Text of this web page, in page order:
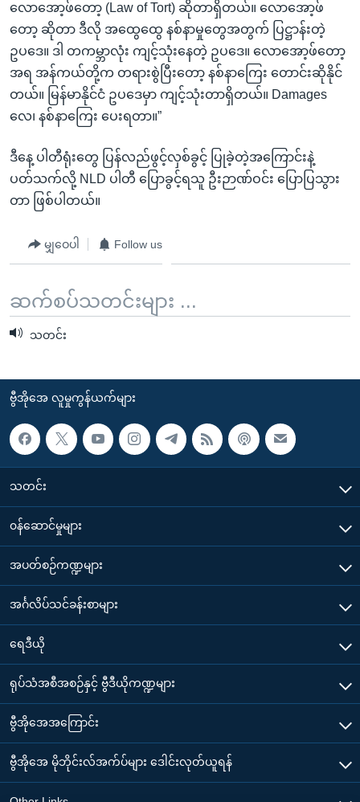
လောအော့ဖ်တော့ (Law of Tort) ဆိုတာရှိတယ်။ လောအော့ဖ်
တော့ ဆိုတာ ဒီလို အထွေထွေ နစ်နာမှုတွေအတွက် ပြဋ္ဌာန်းတဲ့
ဥပဒေ။ ဒါ တကမ္ဘာလုံး ကျင့်သုံးနေတဲ့ ဥပဒေ။ လောအော့ဖ်တော့
အရ အန်ကယ်တို့က တရားစွဲပြီးတော့ နစ်နာကြေး တောင်းဆိုနိုင်
တယ်။ မြန်မာနိုင်ငံ ဥပဒေမှာ ကျင့်သုံးတာရှိတယ်။ Damages
လေ၊ နစ်နာကြေး ပေးရတာ။”
ဒီနေ့ ပါတီရုံးတွေ ပြန်လည်ဖွင့်လှစ်ခွင့် ပြုခဲ့တဲ့အကြောင်းနဲ့
ပတ်သက်လို့ NLD ပါတီ ပြောခွင့်ရသူ ဦးဉာဏ်ဝင်း ပြောပြသွား
တာ ဖြစ်ပါတယ်။
မျှဝေပါ Follow us
ဆက်စပ်သတင်းများ ...
သတင်း
ဗွီအိုအေ လူမှုကွန်ယက်များ
သတင်း
၀န်ဆောင်မှုများ
အပတ်စဉ်ကဏ္ဍများ
အင်္ဂလိပ်သင်ခန်းစာများ
ရေဒီယို
ရုပ်သံအစီအစဉ်နှင့် ဗွီဒီယိုကဏ္ဍများ
ဗွီအိုအေအကြောင်း
ဗွီအိုအေ မိုဘိုင်းလ်အက်ပ်များ ဒေါင်းလုတ်ယူရန်